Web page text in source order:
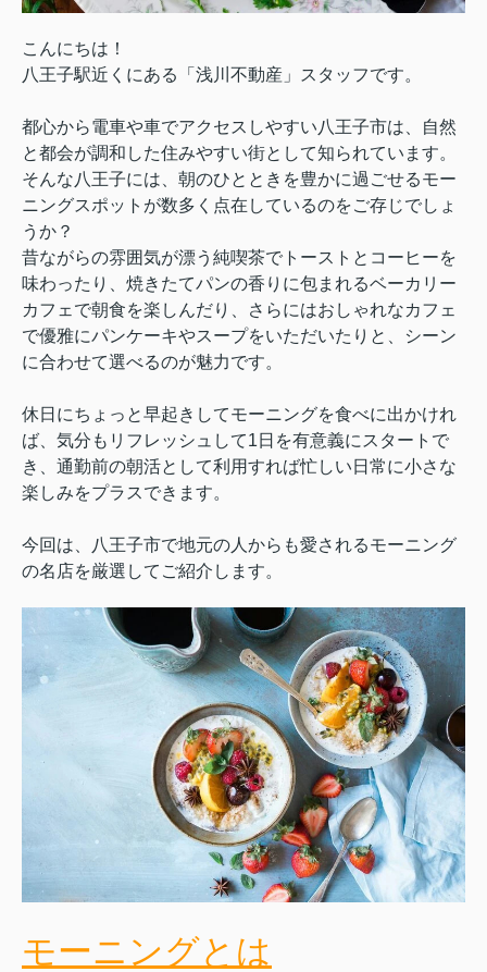
こんにちは！
八王子駅近くにある「浅川不動産」スタッフです。
都心から電車や車でアクセスしやすい八王子市は、自然
と都会が調和した住みやすい街として知られています。
そんな八王子には、朝のひとときを豊かに過ごせるモー
ニングスポットが数多く点在しているのをご存じでしょ
うか？
昔ながらの雰囲気が漂う純喫茶でトーストとコーヒーを
味わったり、焼きたてパンの香りに包まれるベーカリー
カフェで朝食を楽しんだり、さらにはおしゃれなカフェ
で優雅にパンケーキやスープをいただいたりと、シーン
に合わせて選べるのが魅力です。
休日にちょっと早起きしてモーニングを食べに出かけれ
ば、気分もリフレッシュして1日を有意義にスタートで
き、通勤前の朝活として利用すれば忙しい日常に小さな
楽しみをプラスできます。
今回は、八王子市で地元の人からも愛されるモーニング
の名店を厳選してご紹介します。
モーニングとは